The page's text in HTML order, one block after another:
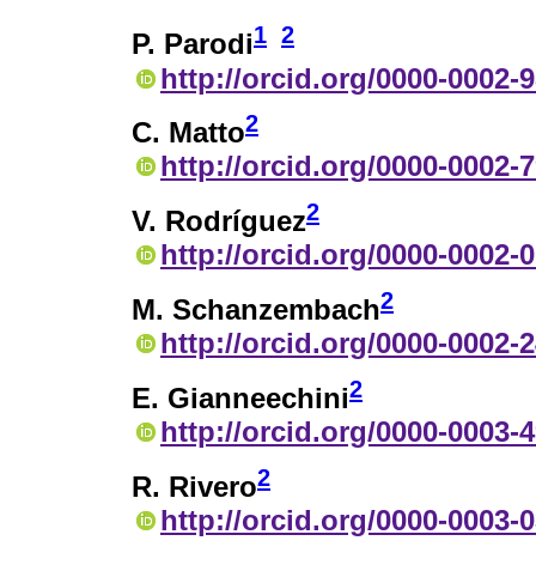
P. Parodi1 2
http://orcid.org/0000-0002-
C. Matto2
http://orcid.org/0000-0002-
V. Rodríguez2
http://orcid.org/0000-0002-
M. Schanzembach2
http://orcid.org/0000-0002-
E. Gianneechini2
http://orcid.org/0000-0003-
R. Rivero2
http://orcid.org/0000-0003-